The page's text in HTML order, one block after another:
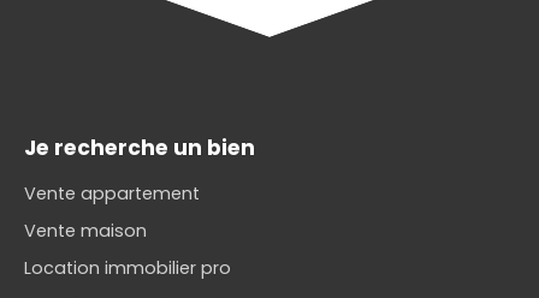
Je recherche un bien
Vente appartement
Vente maison
Location immobilier pro